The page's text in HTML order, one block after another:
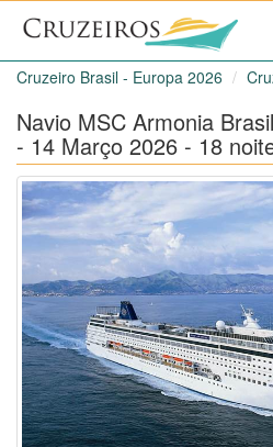
Cruzeiro Brasil - Europa 2026
Navio MSC Armonia
- 14 Março 2026 - 18